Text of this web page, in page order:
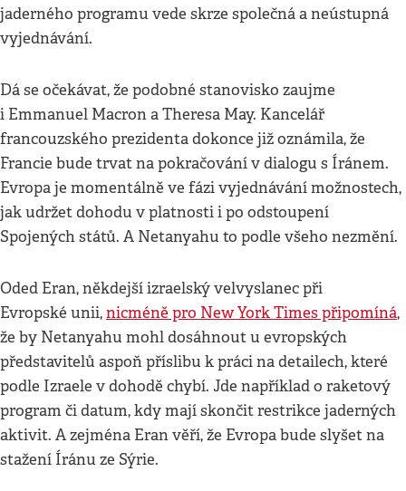
jaderného programu vede skrze společná a neústupná
vyjednávání.
Dá se očekávat, že podobné stanovisko zaujme
i Emmanuel Macron a Theresa May. Kancelář
francouzského prezidenta dokonce již oznámila, že
Francie bude trvat na pokračování v dialogu s Íránem.
Evropa je momentálně ve fázi vyjednávání možnostech,
jak udržet dohodu v platnosti i po odstoupení
Spojených států. A Netanyahu to podle všeho nezmění.
Oded Eran, někdejší izraelský velvyslanec při
Evropské unii,nicméně pro New York Times připomíná,
že by Netanyahu mohl dosáhnout u evropských
představitelů aspoň příslibu k práci na detailech, které
podle Izraele v dohodě chybí. Jde například o raketový
program či datum, kdy mají skončit restrikce jaderných
aktivit. A zejména Eran věří, že Evropa bude slyšet na
stažení Íránu ze Sýrie.